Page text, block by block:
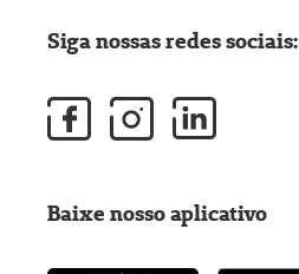
Siga nossas redes sociais:
Baixe nosso aplicativo